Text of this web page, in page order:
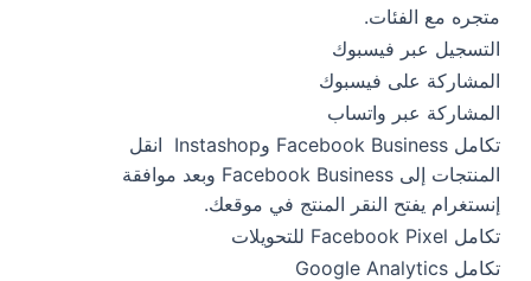
متجره مع الفئات.
التسجيل عبر فيسبوك
المشاركة على فيسبوك
المشاركة عبر واتساب
تكامل Facebook Business وInstashop
انقل
المنتجات إلى Facebook Business وبعد موافقة
إنستغرام يفتح النقر المنتج في موقعك.
تكامل Facebook Pixel للتحويلات
تكامل Google Analytics